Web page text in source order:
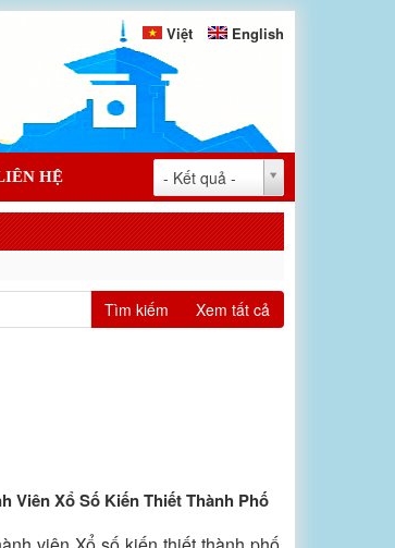
Việt English
HỆ - Kết quả -
Tìm kiếm Xem tất cả
Viên Xổ Số Kiến Thiết Thành Phố